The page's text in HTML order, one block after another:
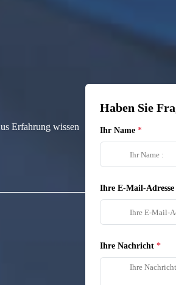
Erfahrung wissen
Haben Sie
Ihr Name
Ihre E-Mail-Adresse
Ihre Nachricht